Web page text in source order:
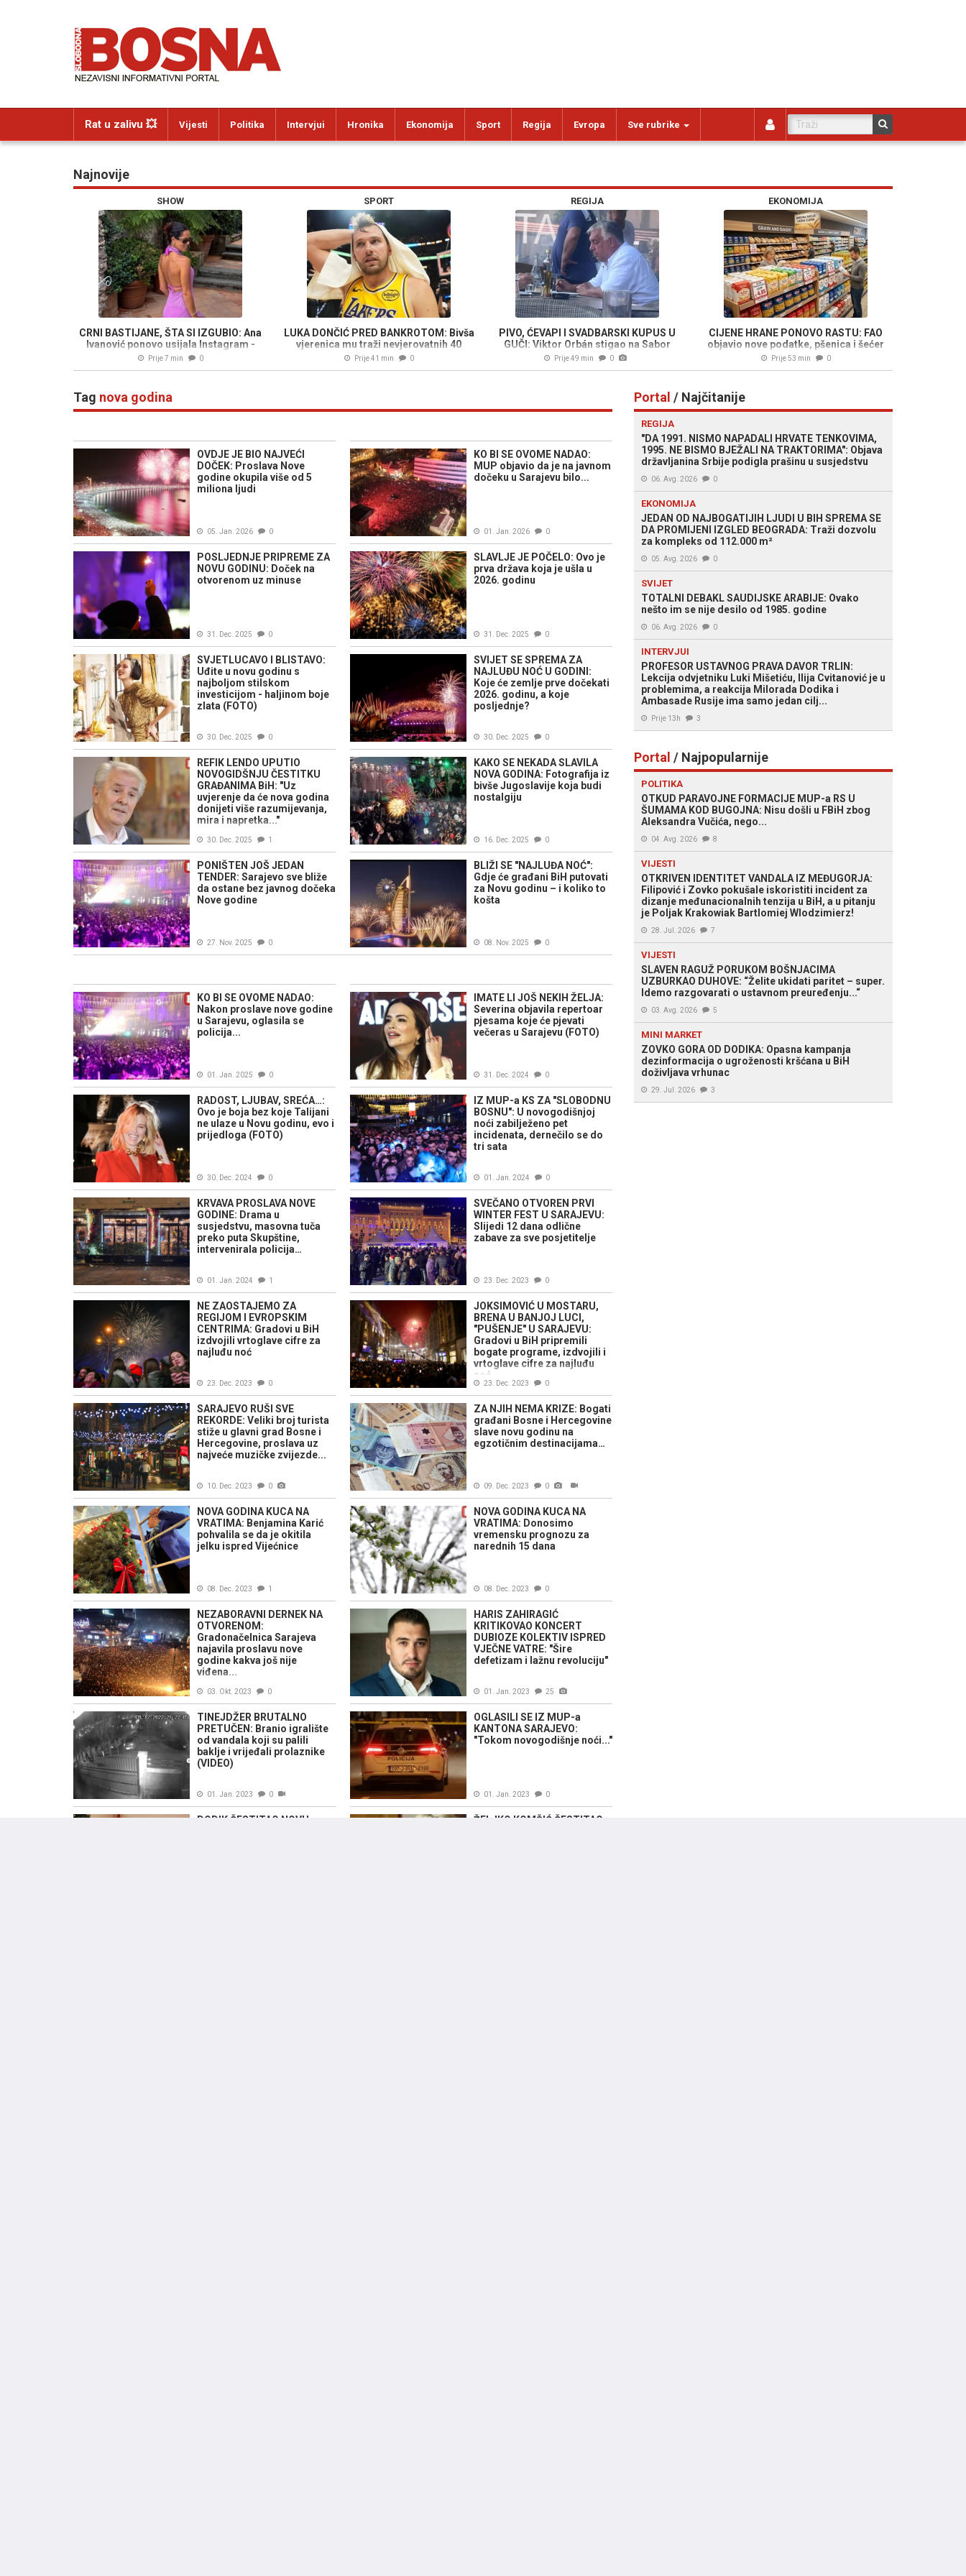
Rat u zalivu 💥 Vijesti Politika Intervjui Hronika Ekonomija Sport Regija Evropa Sve rubrike
Najnovije
SHOW
CRNI BASTIJANE, ŠTA SI IZGUBIO: Ana
Ivanović ponovo usijala Instagram -
izgleda kao milion dolara (FOTO)
Prije 7 min 0
SPORT
LUKA DONČIĆ PRED BANKROTOM: Bivša
vjerenica mu traži nevjerovatnih 40
miliona dolara!
Prije 41 min 0
REGIJA
PIVO, ĆEVAPI I SVADBARSKI KUPUS U
GUČI: Viktor Orbán stigao na Sabor
trubača (FOTO)
Prije 49 min 0
EKONOMIJA
CIJENE HRANE PONOVO RASTU: FAO
objavio nove podatke, pšenica i šećer
snažno poskupjeli
Prije 53 min 0
Tag nova godina
OVDJE JE BIO NAJVEĆI
DOČEK: Proslava Nove
godine okupila više od 5
miliona ljudi
05. Jan. 2026 0
KO BI SE OVOME NADAO:
MUP objavio da je na javnom
dočeku u Sarajevu bilo...
01. Jan. 2026 0
POSLJEDNJE PRIPREME ZA
NOVU GODINU: Doček na
otvorenom uz minuse
31. Dec. 2025 0
SLAVLJE JE POČELO: Ovo je
prva država koja je ušla u
2026. godinu
31. Dec. 2025 0
SVJETLUCAVO I BLISTAVO:
Uđite u novu godinu s
najboljom stilskom
investicijom - haljinom boje
zlata (FOTO)
30. Dec. 2025 0
SVIJET SE SPREMA ZA
NAJLUĐU NOĆ U GODINI:
Koje će zemlje prve dočekati
2026. godinu, a koje
posljednje?
30. Dec. 2025 0
REFIK LENDO UPUTIO
NOVOGIDŠNJU ČESTITKU
GRAĐANIMA BiH: "Uz
uvjerenje da će nova godina
donijeti više razumijevanja,
mira i napretka..."
30. Dec. 2025 1
KAKO SE NEKADA SLAVILA
NOVA GODINA: Fotografija iz
bivše Jugoslavije koja budi
nostalgiju
16. Dec. 2025 0
PONIŠTEN JOŠ JEDAN
TENDER: Sarajevo sve bliže
da ostane bez javnog dočeka
Nove godine
27. Nov. 2025 0
BLIŽI SE "NAJLUĐA NOĆ":
Gdje će građani BiH putovati
za Novu godinu – i koliko to
košta
08. Nov. 2025 0
KO BI SE OVOME NADAO:
Nakon proslave nove godine
u Sarajevu, oglasila se
policija...
01. Jan. 2025 0
IMATE LI JOŠ NEKIH ŽELJA:
Severina objavila repertoar
pjesama koje će pjevati
večeras u Sarajevu (FOTO)
31. Dec. 2024 0
RADOST, LJUBAV, SREĆA…:
Ovo je boja bez koje Talijani
ne ulaze u Novu godinu, evo i
prijedloga (FOTO)
30. Dec. 2024 0
IZ MUP-a KS ZA "SLOBODNU
BOSNU": U novogodišnjoj
noći zabilježeno pet
incidenata, dernečilo se do
tri sata
01. Jan. 2024 0
KRVAVA PROSLAVA NOVE
GODINE: Drama u
susjedstvu, masovna tuča
preko puta Skupštine,
intervenirala policija…
01. Jan. 2024 1
SVEČANO OTVOREN PRVI
WINTER FEST U SARAJEVU:
Slijedi 12 dana odlične
zabave za sve posjetitelje
23. Dec. 2023 0
NE ZAOSTAJEMO ZA
REGIJOM I EVROPSKIM
CENTRIMA: Gradovi u BiH
izdvojili vrtoglave cifre za
najluđu noć
23. Dec. 2023 0
JOKSIMOVIĆ U MOSTARU,
BRENA U BANJOJ LUCI,
"PUŠENJE" U SARAJEVU:
Gradovi u BiH pripremili
bogate programe, izdvojili i
vrtoglave cifre za najluđu
noć...
23. Dec. 2023 0
SARAJEVO RUŠI SVE
REKORDE: Veliki broj turista
stiže u glavni grad Bosne i
Hercegovine, proslava uz
najveće muzičke zvijezde...
10. Dec. 2023 0
ZA NJIH NEMA KRIZE: Bogati
građani Bosne i Hercegovine
slave novu godinu na
egzotičnim destinacijama…
09. Dec. 2023 0
NOVA GODINA KUCA NA
VRATIMA: Benjamina Karić
pohvalila se da je okitila
jelku ispred Vijećnice
08. Dec. 2023 1
NOVA GODINA KUCA NA
VRATIMA: Donosimo
vremensku prognozu za
narednih 15 dana
08. Dec. 2023 0
NEZABORAVNI DERNEK NA
OTVORENOM:
Gradonačelnica Sarajeva
najavila proslavu nove
godine kakva još nije
viđena...
03. Okt. 2023 0
HARIS ZAHIRAGIĆ
KRITIKOVAO KONCERT
DUBIOZE KOLEKTIV ISPRED
VJEČNE VATRE: "Šire
defetizam i lažnu revoluciju"
01. Jan. 2023 25
TINEJDŽER BRUTALNO
PRETUČEN: Branio igralište
od vandala koji su palili
baklje i vrijeđali prolaznike
(VIDEO)
01. Jan. 2023 0
OGLASILI SE IZ MUP-a
KANTONA SARAJEVO:
"Tokom novogodišnje noći..."
01. Jan. 2023 0
DODIK ČESTITAO NOVU
ŽELJKO KOMŠIĆ ČESTITAO
Portal / Najčitanije
REGIJA
"DA 1991. NISMO NAPADALI HRVATE TENKOVIMA,
1995. NE BISMO BJEŽALI NA TRAKTORIMA": Objava
državljanina Srbije podigla prašinu u susjedstvu
06. Avg. 2026 0
EKONOMIJA
JEDAN OD NAJBOGATIJIH LJUDI U BIH SPREMA SE
DA PROMIJENI IZGLED BEOGRADA: Traži dozvolu
za kompleks od 112.000 m²
05. Avg. 2026 0
SVIJET
TOTALNI DEBAKL SAUDIJSKE ARABIJE: Ovako
nešto im se nije desilo od 1985. godine
06. Avg. 2026 0
INTERVJUI
PROFESOR USTAVNOG PRAVA DAVOR TRLIN:
Lekcija odvjetniku Luki Mišetiću, Ilija Cvitanović je u
problemima, a reakcija Milorada Dodika i
Ambasade Rusije ima samo jedan cilj...
Prije 13h 3
Portal / Najpopularnije
POLITIKA
OTKUD PARAVOJNE FORMACIJE MUP-a RS U
ŠUMAMA KOD BUGOJNA: Nisu došli u FBiH zbog
Aleksandra Vučića, nego...
04. Avg. 2026 8
VIJESTI
OTKRIVEN IDENTITET VANDALA IZ MEĐUGORJA:
Filipović i Zovko pokušale iskoristiti incident za
dizanje međunacionalnih tenzija u BiH, a u pitanju
je Poljak Krakowiak Bartlomiej Wlodzimierz!
28. Jul. 2026 7
VIJESTI
SLAVEN RAGUŽ PORUKOM BOŠNJACIMA
UZBURKAO DUHOVE: “Želite ukidati paritet – super.
Idemo razgovarati o ustavnom preuređenju...“
03. Avg. 2026 5
MINI MARKET
ZOVKO GORA OD DODIKA: Opasna kampanja
dezinformacija o ugroženosti kršćana u BiH
doživljava vrhunac
29. Jul. 2026 3